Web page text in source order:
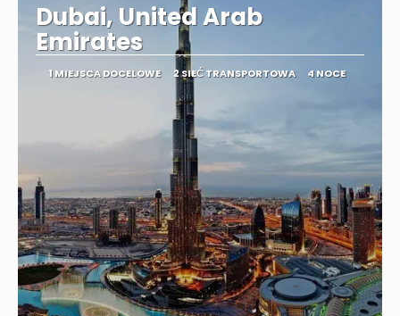
Dubai, United Arab
Emirates
1 MIEJSCA DOCELOWE 2 SIEĆ TRANSPORTOWA 4 NOCE